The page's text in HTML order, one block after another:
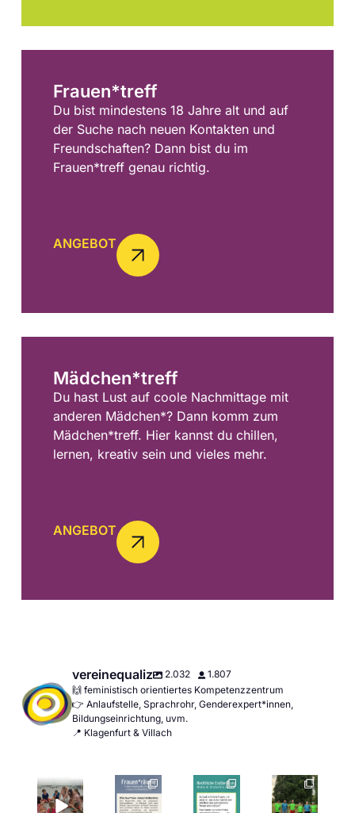
Frauen*treff
Du bist mindestens 18 Jahre alt und auf
der Suche nach neuen Kontakten und
Freundschaften? Dann bist du im
Frauen*treff genau richtig.
ANGEBOT
Mädchen*treff
Du hast Lust auf coole Nachmittage mit
anderen Mädchen*? Dann komm zum
Mädchen*treff. Hier kannst du chillen,
lernen, kreativ sein und vieles mehr.
ANGEBOT
vereinequaliz 2.032
1.807
🙌 feministisch orientiertes Kompetenzzentrum
👉 Anlaufstelle, Sprachrohr, Genderexpert*innen,
Bildungseinrichtung, uvm.
📍 Klagenfurt & Villach